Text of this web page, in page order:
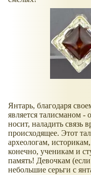
Янтарь, благодаря
является талисманом -
носит, наладить связь
происходящее. Этот
археологам,
конечно, ученикам и
память! Девочкам
небольшие серьги с